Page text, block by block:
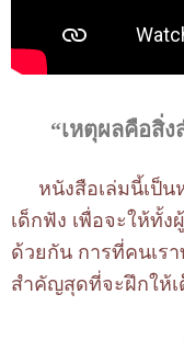
“เหตุผลคือสิ่
หนังสือเล่มนี้เป็น
เด็กฟัง เพื่อจะให้ทั้
ด้วยกัน การที่คนเร
สำคัญสุดที่จะฝึกให้